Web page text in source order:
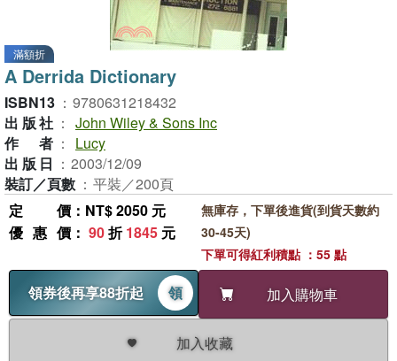
滿額折
A Derrida Dictionary
ISBN13 ： 9780631218432
出版社 ： John Wiley & Sons Inc
作者 ：
Lucy
出版日 ： 2003/12/09
裝訂／頁數 ： 平裝／200頁
定價 ：NT$ 2050 元
優惠價 ： 90折1845 元
領券後再享88折起 領 加入購物車
加入收藏
無庫存，下單後進貨(到貨天數約
30-45天)
下單可得紅利積點 ：55 點